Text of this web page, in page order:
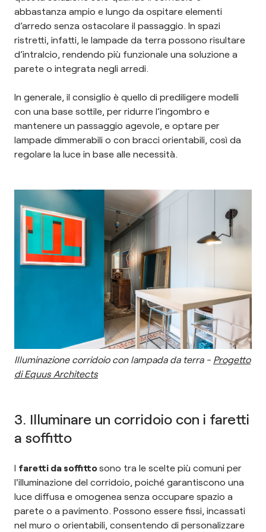
abbastanza ampio e lungo da ospitare elementi
d’arredo senza ostacolare il passaggio. In spazi
ristretti, infatti, le lampade da terra possono risultare
d’intralcio, rendendo più funzionale una soluzione a
parete o integrata negli arredi.
In generale, il consiglio è quello di prediligere modelli
con una base sottile, per ridurre l’ingombro e
mantenere un passaggio agevole, e optare per
lampade dimmerabili o con bracci orientabili, così da
regolare la luce in base alle necessità.
Illuminazione corridoio con lampada da terra - Progetto
di Equus Architects
3. Illuminare un corridoio con i faretti
a soffitto
I faretti da soffittosono tra le scelte più comuni per
l'illuminazione del corridoio, poiché garantiscono una
luce diffusa e omogenea senza occupare spazio a
parete o a pavimento. Possono essere fissi, incassati
nel muro o orientabili, consentendo di personalizzare